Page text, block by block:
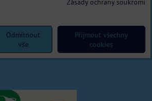
Přijmout všechny
cookies
Odmítnout
vše